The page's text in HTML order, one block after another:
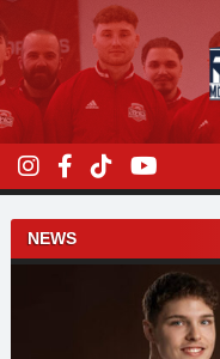
Inhalt
überspringen
NEWS
Beitragsnavigation